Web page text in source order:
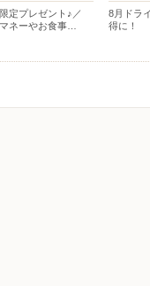
定プレゼント♪／
ネーやお食事…
8月ドラ
得に！